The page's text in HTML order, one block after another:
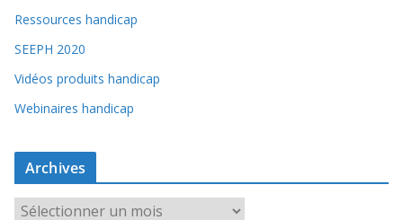
Ressources handicap
SEEPH 2020
Vidéos produits handicap
Webinaires handicap
Archives